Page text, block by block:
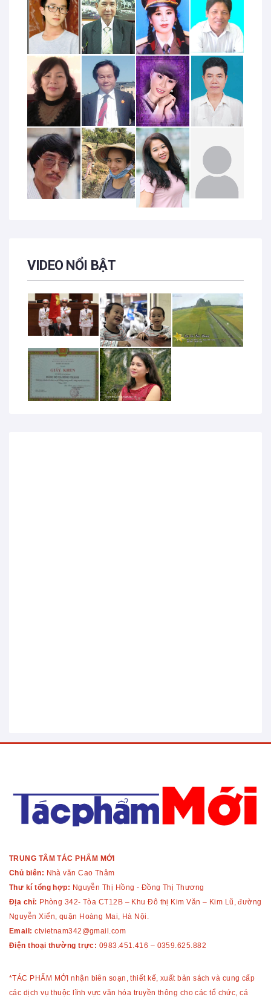
VIDEO NỔI BẬT
TRUNG TÂM TÁC PHẨM MỚI
Chủ biên: Nhà văn Cao Thâm
Thư kí tổng hợp: Nguyễn Thị Hồng - Đồng Thị Thương
Địa chỉ: Phòng 342- Tòa CT12B – Khu Đô thị Kim Văn – Kim Lũ, đường
Nguyễn Xiển, quận Hoàng Mai, Hà Nội.
Email: ctvietnam342@gmail.com
Điện thoại thường trực: 0983.451.416 – 0359.625.882
*TÁC PHẨM MỚI nhận biên soạn, thiết kế, xuất bản sách và cung cấp
các dịch vụ thuộc lĩnh vực văn hóa truyền thông cho các tổ chức, cá